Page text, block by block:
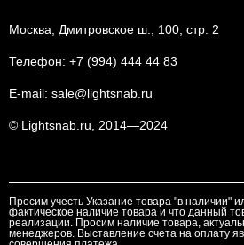
Москва, Дмитровское ш., 100, стр. 2
Телефон: +7 (994) 444 44 83
E-mail: sale@lightsnab.ru
© Lightsnab.ru, 2014—2024
Просим учесть Указание товара "в наличии"
фактическое наличие товара и что данный
реализации. Просим наличие товара,
менеджеров. Выставление счета на оплату